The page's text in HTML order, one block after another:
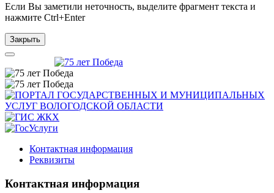
Если Вы заметили неточность, выделите фрагмент текста и
нажмите Ctrl+Enter
Закрыть
Контактная информация
Реквизиты
Контактная информация